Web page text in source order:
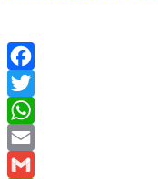
Facebook
Twitter
WhatsApp
Email